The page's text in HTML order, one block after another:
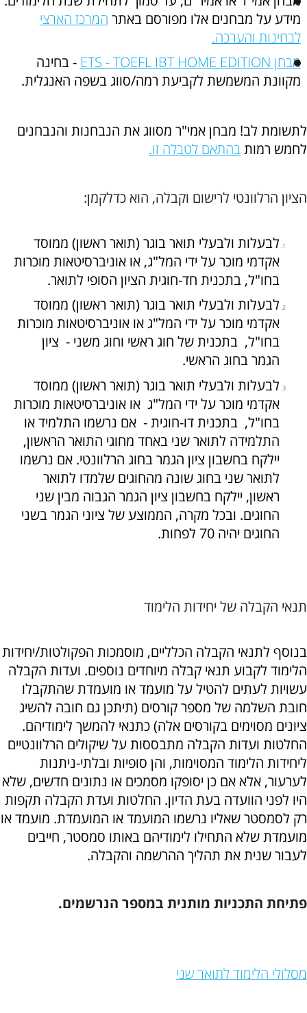
מידע על מבחנים אלו מפורסם באתר המרכז הארצי
לבחינות והערכה.
מבחן ETS - TOEFL IBT HOME EDITION
- בחינה
מקוונת המשמשת לקביעת רמה/סווג בשפה האנגלית.
לתשומת לב! מבחן אמי"ר מסווג את הנבחנות והנבחנים
לחמש רמותבהתאם לטבלה זו.
הציון הרלוונטי לרישום וקבלה, הוא כדלקמן:
לבעלות ולבעלי תואר בוגר (תואר ראשון) ממוסד
אקדמי מוכר על ידי המל"ג, או אוניברסיטאות מוכרות
בחו"ל, בתכנית חד-חוגית הציון הסופי לתואר.
לבעלות ולבעלי תואר בוגר (תואר ראשון) ממוסד
אקדמי מוכר על ידי המל"ג או אוניברסיטאות מוכרות
בחו"ל, בתכנית של חוג ראשי וחוג משני - ציון
הגמר בחוג הראשי.
לבעלות ולבעלי תואר בוגר (תואר ראשון) ממוסד
אקדמי מוכר על ידי המל"ג או אוניברסיטאות מוכרות
בחו"ל, בתכנית דו-חוגית - אם נרשמו התלמיד או
התלמידה לתואר שני באחד מחוגי התואר הראשון,
יילקח בחשבון ציון הגמר בחוג הרלוונטי. אם נרשמו
לתואר שני בחוג שונה מהחוגים שלמדו לתואר
ראשון, יילקח בחשבון ציון הגמר הגבוה מבין שני
החוגים. ובכל מקרה, הממוצע של ציוני הגמר בשני
החוגים יהיה 70 לפחות.
תנאי הקבלה של יחידות הלימוד
בנוסף לתנאי הקבלה הכלליים, מוסמכות הפקולטות/יחידות
הלימוד לקבוע תנאי קבלה מיוחדים נוספים. ועדות הקבלה
עשויות לעתים להטיל על מועמד או מועמדת שהתקבלו
חובת השלמה של מספר קורסים (תיתכן גם חובה להשיג
ציונים מסוימים בקורסים אלה) כתנאי להמשך לימודיהם.
החלטות ועדות הקבלה מתבססות על שיקולים הרלוונטיים
ליחידות הלימוד המסוימות, והן סופיות ובלתי-ניתנות
לערעור, אלא אם כן יסופקו מסמכים או נתונים חדשים, שלא
היו לפני הוועדה בעת הדיון. החלטות ועדת הקבלה תקפות
רק לסמסטר שאליו נרשמו המועמד או המועמדת. מועמד או
מועמדת שלא התחילו לימודיהם באותו סמסטר, חייבים
לעבור שנית את תהליך ההרשמה והקבלה.
פתיחת התכניות מותנית במספר הנרשמים.
מסלולי הלימוד לתואר שני